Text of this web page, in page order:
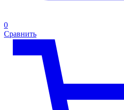
0
Сравнить